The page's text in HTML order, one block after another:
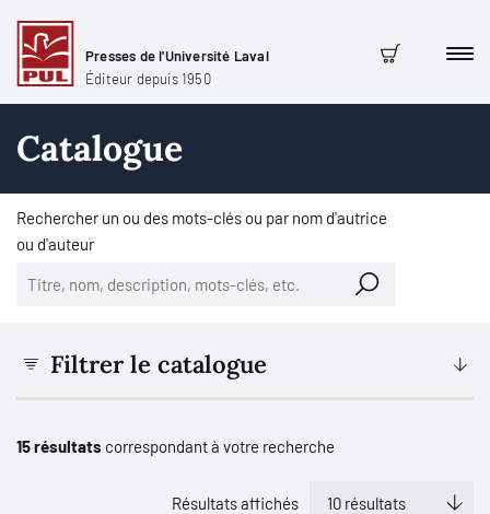
Presses de l'Université Laval
Éditeur depuis 1950
Panier
Catalogue
Rechercher un ou des mots-clés ou par nom d'autrice
ou d'auteur
Filtrer le catalogue
15 résultats correspondant à votre recherche
Résultats affichés